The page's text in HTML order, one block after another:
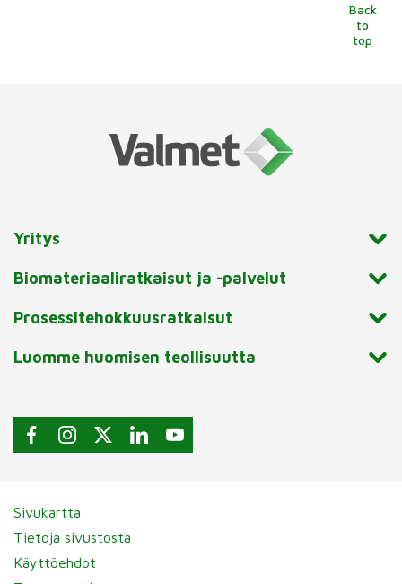
Back
to
top
Yritys
Biomateriaaliratkaisut ja -palvelut
Prosessitehokkuusratkaisut
Luomme huomisen teollisuutta
Sivukartta
Tietoja sivustosta
Käyttöehdot